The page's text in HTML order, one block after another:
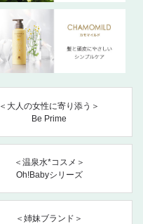
＜大人の女性に寄り添う＞
Be Prime
＜温泉水*コスメ＞
Oh!Babyシリーズ
＜姉妹ブランド＞